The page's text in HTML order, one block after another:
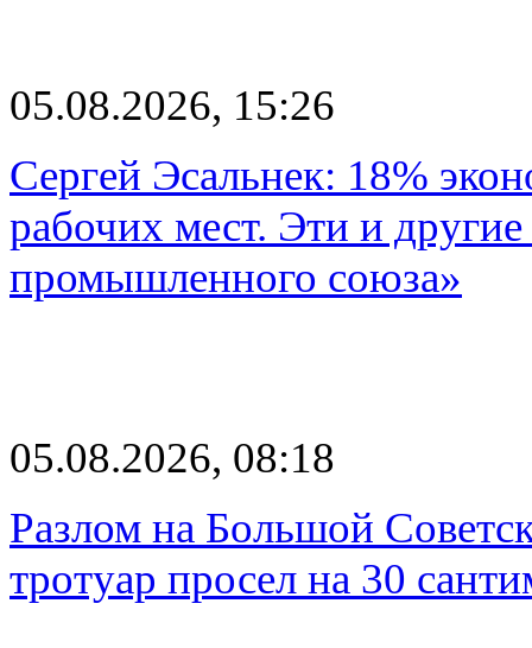
05.08.2026, 15:26
Сергей Эсальнек: 18%
рабочих мест. Эти и
промышленного союза»
05.08.2026, 08:18
Разлом на Большой
тротуар просел на 30